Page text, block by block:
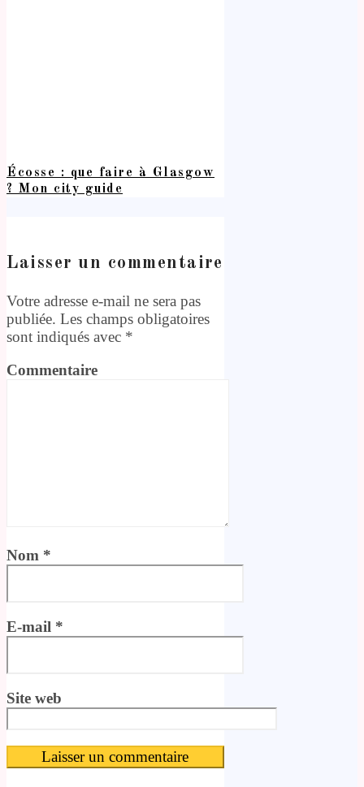
Écosse : que faire à Glasgow
? Mon city guide
Laisser un commentaire
Votre adresse e-mail ne sera pas
publiée. Les champs obligatoires
sont indiqués avec *
Commentaire
Nom *
E-mail *
Site web